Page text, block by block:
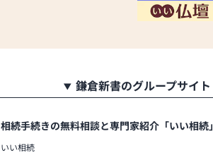
鎌倉新書のグループサイト
相続手続きの無料相談と専門家紹介「いい相続」
いい相続